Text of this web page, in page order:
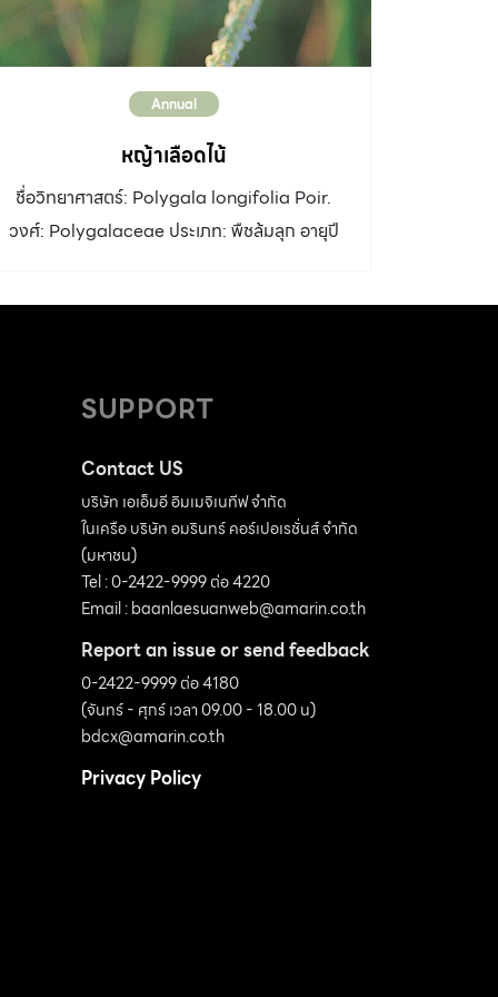
Annual
หญ้าเลือดไน้
ชื่อวิทยาศาสตร์: Polygala longifolia Poir.
วงศ์: Polygalaceae ประเภท: พืชล้มลุก อายุปี
ช่อยาว 8-20 เซนติเมตร ดอกขนาดเล็กเรียงกัน
กลีบดอกกางออกเพียงเล็กน้อย ออกดอกเดือน
ตุลาคม-กุมภาพันธ์ ผล: สีเขียวแตกเป็นสองซีก
อัตราการเจริญเติบโต: เร็ว ดิน: ดินทราย น้ำ: ปาน
กลาง-มาก แสงแดด: ตลอดวัน การใช้งานและ
อื่นๆ: รากมีกลิ่นหอมแรง ในธรรมชาติมักพบตาม
ภาคเหนือ
SUPPORT
Contact US
บริษัท เอเอ็มอี อิมเมจิเนทีฟ จำกัด
ในเครือ บริษัท อมรินทร์ คอร์เปอเรชั่นส์ จำกัด
(มหาชน)
Tel : 0-2422-9999 ต่อ 4220
Email :baanlaesuanweb@amarin.co.th
Report an issue or send feedback
0-2422-9999 ต่อ 4180
(จันทร์ - ศุกร์ เวลา 09.00 - 18.00 น)
bdcx@amarin.co.th
Privacy Policy